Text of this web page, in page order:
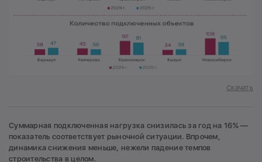
Скачать
Суммарная подключенная нагрузка снизилась за год на 16% —
показатель соответствует рыночной ситуации. Впрочем,
динамика снижения меньше, нежели падение темпов
строительства в целом.